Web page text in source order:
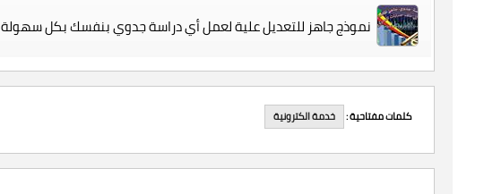
نموذج جاهز للتعديل علية لعمل أي دراسة جدوي بنفسك بكل سهولة
خدمة الكترونية